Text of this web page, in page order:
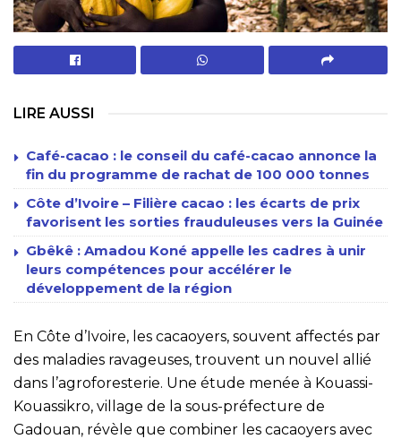
LIRE AUSSI
Café-cacao : le conseil du café-cacao annonce la
fin du programme de rachat de 100 000 tonnes
Côte d’Ivoire – Filière cacao : les écarts de prix
favorisent les sorties frauduleuses vers la Guinée
Gbêkê : Amadou Koné appelle les cadres à unir
leurs compétences pour accélérer le
développement de la région
En Côte d’Ivoire, les cacaoyers, souvent affectés par
des maladies ravageuses, trouvent un nouvel allié
dans l’agroforesterie. Une étude menée à Kouassi-
Kouassikro, village de la sous-préfecture de
Gadouan, révèle que combiner les cacaoyers avec